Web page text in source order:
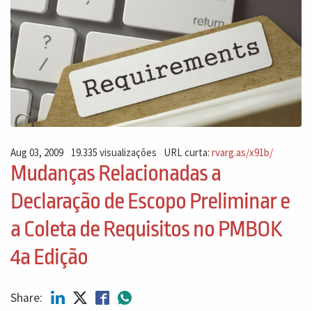
Aug 03, 2009 19.335 visualizações URL curta:rvarg.as/x91b/
Mudanças Relacionadas a
Declaração de Escopo Preliminar e
a Coleta de Requisitos no PMBOK
4a Edição
Share: